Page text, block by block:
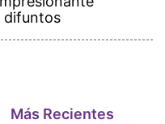
difuntos
Más Recientes